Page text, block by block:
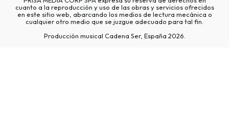
cuanto a la reproducción y uso de las obras y servicios ofrecidos
en este sitio web, abarcando los medios de lectura mecánica o
cualquier otro medio que se juzgue adecuado para tal fin.
Producción musical Cadena Ser, España 2026.